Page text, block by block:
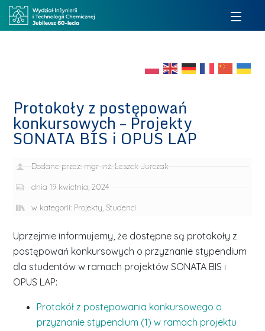
Protokoły z postępowań
konkursowych – Projekty
SONATA BIS i OPUS LAP
Dodane przez: mgr inż. Leszek Jurczak
dnia 19 kwietnia, 2024
w kategorii: Projekty, Studenci
Uprzejmie informujemy, że dostępne są protokoły z
postępowań konkursowych o przyznanie stypendium
dla studentów w ramach projektów SONATA BIS i
OPUS LAP:
Protokół z postępowania konkursowego o
przyznanie stypendium (1) w ramach projektu